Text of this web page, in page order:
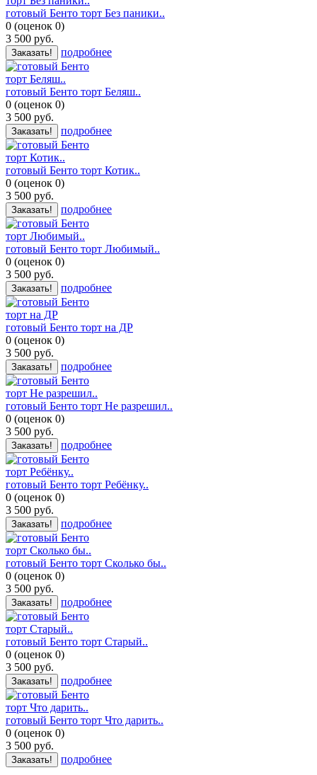
готовый Бенто торт Без паники..
0 (оценок 0)
3 500 руб.
Заказать! подробнее
готовый Бенто торт Беляш..
0 (оценок 0)
3 500 руб.
Заказать! подробнее
готовый Бенто торт Котик..
0 (оценок 0)
3 500 руб.
Заказать! подробнее
готовый Бенто торт Любимый..
0 (оценок 0)
3 500 руб.
Заказать! подробнее
готовый Бенто торт на ДР
0 (оценок 0)
3 500 руб.
Заказать! подробнее
готовый Бенто торт Не разрешил..
0 (оценок 0)
3 500 руб.
Заказать! подробнее
готовый Бенто торт Ребёнку..
0 (оценок 0)
3 500 руб.
Заказать! подробнее
готовый Бенто торт Сколько бы..
0 (оценок 0)
3 500 руб.
Заказать! подробнее
готовый Бенто торт Старый..
0 (оценок 0)
3 500 руб.
Заказать! подробнее
готовый Бенто торт Что дарить..
0 (оценок 0)
3 500 руб.
Заказать! подробнее